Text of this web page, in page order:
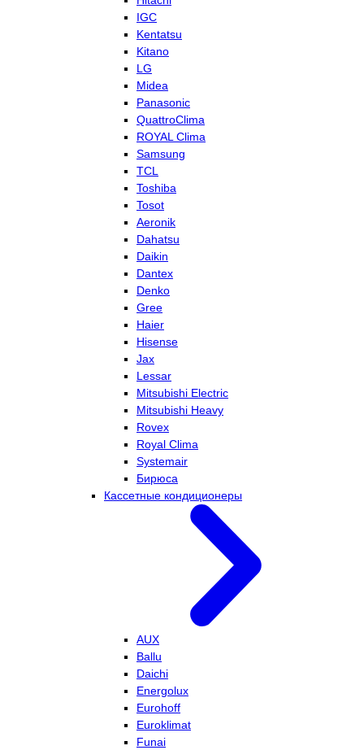
IGC
Kentatsu
Kitano
LG
Midea
Panasonic
QuattroClima
ROYAL Clima
Samsung
TCL
Toshiba
Tosot
Aeronik
Dahatsu
Daikin
Dantex
Denko
Gree
Haier
Hisense
Jax
Lessar
Mitsubishi Electric
Mitsubishi Heavy
Rovex
Royal Clima
Systemair
Бирюса
Кассетные кондиционеры
AUX
Ballu
Daichi
Energolux
Eurohoff
Euroklimat
Funai